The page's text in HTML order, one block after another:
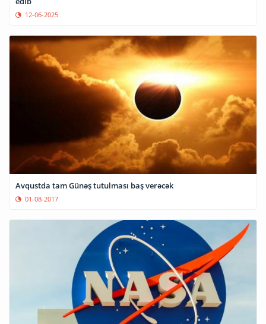
12-06-2025
Avqustda tam Günəş tutulması baş verəcək
01-08-2017